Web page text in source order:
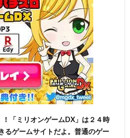
！「ミリオンゲームDX」は２４時
るゲームサイトだよ。普通のゲー